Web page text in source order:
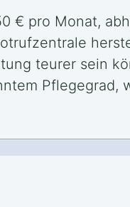
€ pro Monat,
teurer sein
Pflegegrad,